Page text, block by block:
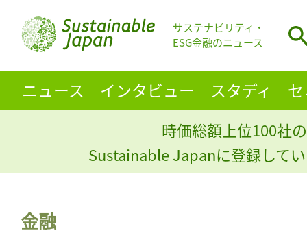
サステナビリティ・
ESG金融のニュース
ニュース インタビュー スタディ
時価総額上位100社
Sustainable Japanに登録して
金融